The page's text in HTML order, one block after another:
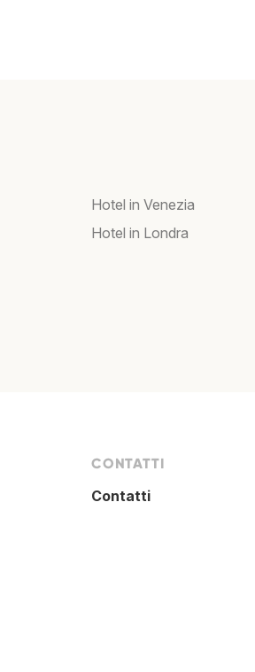
Hotel in Venezia
Hotel in Londra
CONTATTI
Contatti